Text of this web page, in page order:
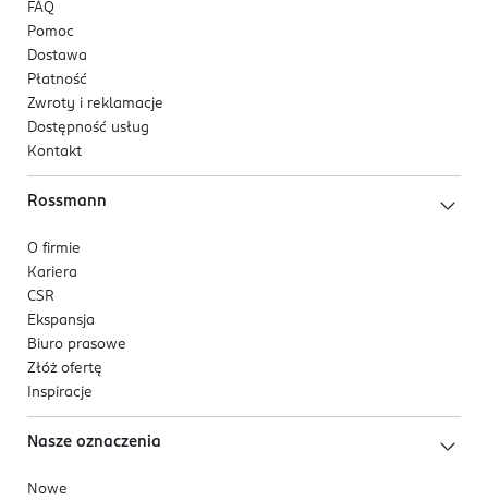
FAQ
Pomoc
Dostawa
Płatność
Zwroty i reklamacje
Dostępność usług
Kontakt
Rossmann
O firmie
Kariera
CSR
Ekspansja
Biuro prasowe
Złóż ofertę
Inspiracje
Nasze oznaczenia
Nowe